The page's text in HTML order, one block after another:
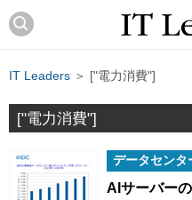
IT Leaders ＞ ["電力消費"]
["電力消費"]
データセンタ
AIサーバー